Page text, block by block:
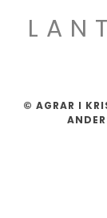
© AGRAR I